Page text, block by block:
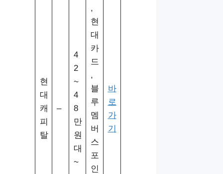
현
대
캐
피
탈
–
4
2
~
4
8
만
원
대
~
,
현
대
카
드
,
블
루
멤
버
스
포
인
바
로
가
기